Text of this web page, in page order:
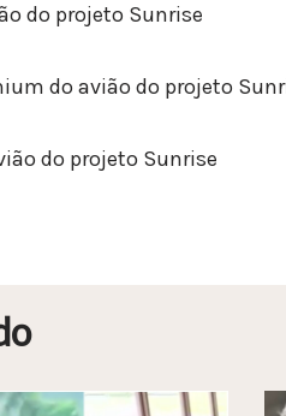
do projeto Sunrise
do avião do projeto
do projeto Sunrise